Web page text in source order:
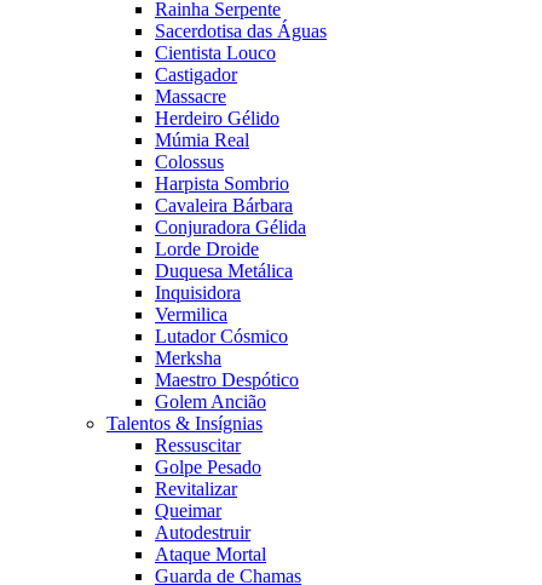
Rainha Serpente
Sacerdotisa das Águas
Cientista Louco
Castigador
Massacre
Herdeiro Gélido
Múmia Real
Colossus
Harpista Sombrio
Cavaleira Bárbara
Conjuradora Gélida
Lorde Droide
Duquesa Metálica
Inquisidora
Vermilica
Lutador Cósmico
Merksha
Maestro Despótico
Golem Ancião
Talentos & Insígnias
Ressuscitar
Golpe Pesado
Revitalizar
Queimar
Autodestruir
Ataque Mortal
Guarda de Chamas